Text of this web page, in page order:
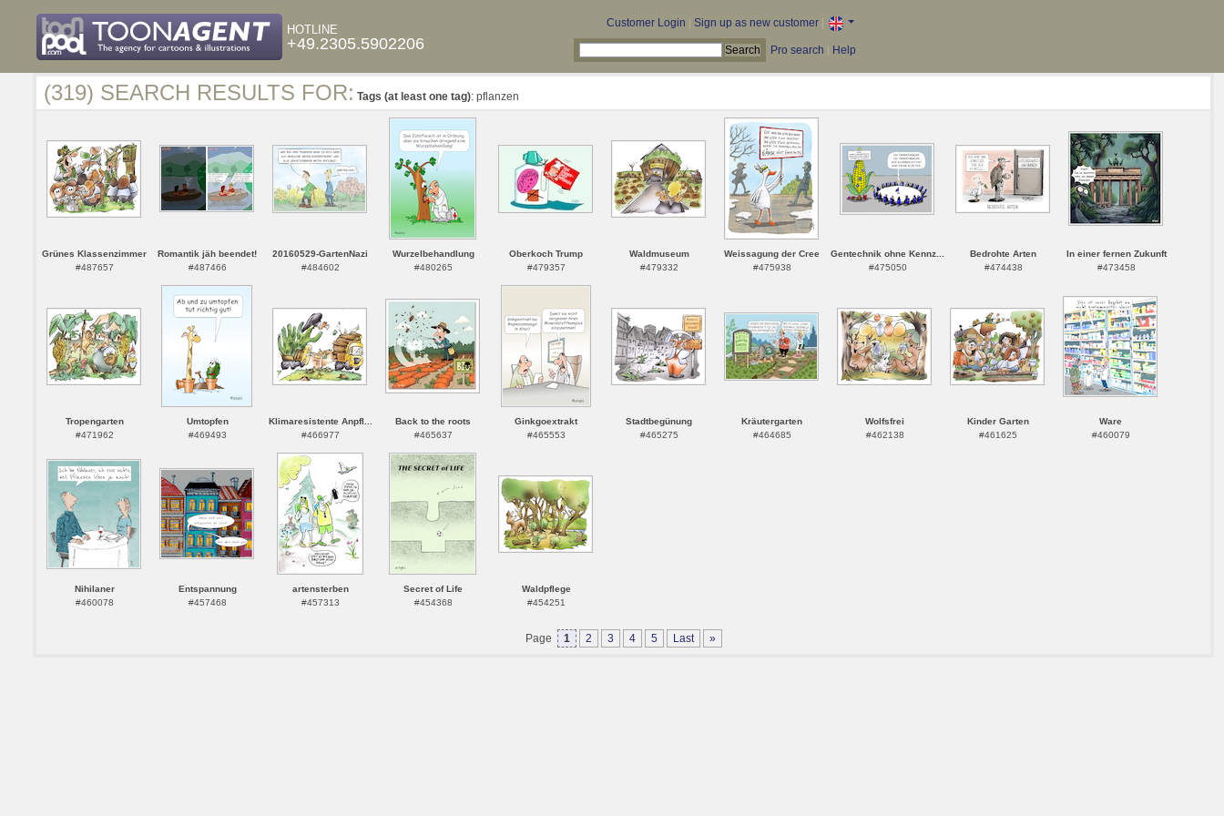
HOTLINE
+49.2305.5902206
Customer Login Sign up as new customer|
Pro search Help
(319) SEARCH RESULTS FOR: Tags (at least one tag): pflanzen
Grünes Klassenzimmer
#487657
Romantik jäh beendet!
#487466
20160529-GartenNazi
#484602
Wurzelbehandlung
#480265
Oberkoch Trump
#479357
Waldmuseum
#479332
Weissagung der Cree
#475938
Gentechnik ohne Kennz...
#475050
Bedrohte Arten
#474438
In einer fernen Zukunft
#473458
Tropengarten
#471962
Umtopfen
#469493
Klimaresistente Anpfl...
#466977
Back to the roots
#465637
Ginkgoextrakt
#465553
Stadtbegünung
#465275
Kräutergarten
#464685
Wolfsfrei
#462138
Kinder Garten
#461625
Ware
#460079
Nihilaner
#460078
Entspannung
#457468
artensterben
#457313
Secret of Life
#454368
Waldpflege
#454251
Page 1 2 3 4 5 Last »